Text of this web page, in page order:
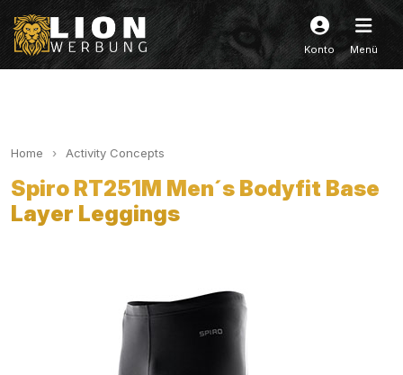
Konto Menü
Home Activity Concepts
Spiro RT251M Men´s Bodyfit Base
Layer Leggings